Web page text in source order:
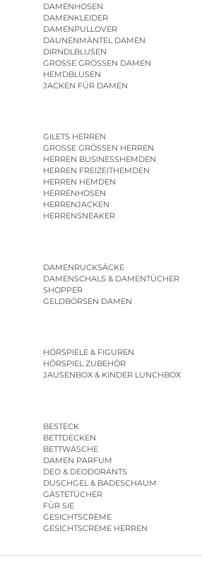
DAMENHOSEN
DAMENKLEIDER
DAMENPULLOVER
DAUNENMÄNTEL DAMEN
DIRNDLBLUSEN
GROSSE GRÖSSEN DAMEN
HEMDBLUSEN
JACKEN FÜR DAMEN
GILETS HERREN
GROSSE GRÖSSEN HERREN
HERREN BUSINESSHEMDEN
HERREN FREIZEITHEMDEN
HERREN HEMDEN
HERRENHOSEN
HERRENJACKEN
HERRENSNEAKER
DAMENRUCKSÄCKE
DAMENSCHALS & DAMENTÜCHER
SHOPPER
GELDBÖRSEN DAMEN
HÖRSPIELE & FIGUREN
HÖRSPIEL ZUBEHÖR
JAUSENBOX & KINDER LUNCHBOX
BESTECK
BETTDECKEN
BETTWÄSCHE
DAMEN PARFUM
DEO & DEODORANTS
DUSCHGEL & BADESCHAUM
GÄSTETÜCHER
FÜR SIE
GESICHTSCREME
GESICHTSCREME HERREN